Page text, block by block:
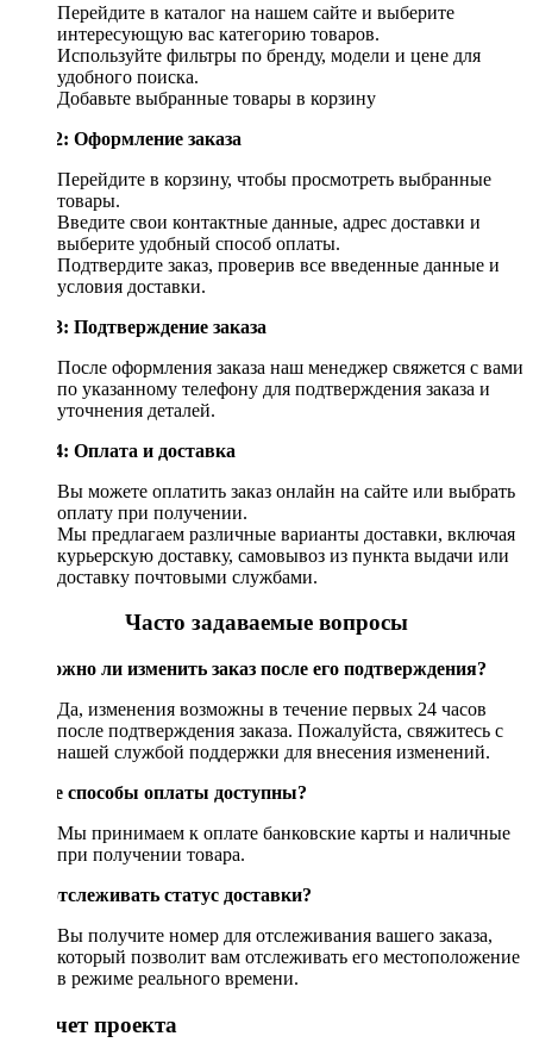
Перейдите в каталог на нашем сайте и выберите
интересующую вас категорию товаров.
Используйте фильтры по бренду, модели и цене для
удобного поиска.
Добавьте выбранные товары в корзину
Шаг 2: Оформление заказа
Перейдите в корзину, чтобы просмотреть выбранные
товары.
Введите свои контактные данные, адрес доставки и
выберите удобный способ оплаты.
Подтвердите заказ, проверив все введенные данные и
условия доставки.
Шаг 3: Подтверждение заказа
После оформления заказа наш менеджер свяжется с вами
по указанному телефону для подтверждения заказа и
уточнения деталей.
Шаг 4: Оплата и доставка
Вы можете оплатить заказ онлайн на сайте или выбрать
оплату при получении.
Мы предлагаем различные варианты доставки, включая
курьерскую доставку, самовывоз из пункта выдачи или
доставку почтовыми службами.
Часто задаваемые вопросы
Возможно ли изменить заказ после его подтверждения?
Да, изменения возможны в течение первых 24 часов
после подтверждения заказа. Пожалуйста, свяжитесь с
нашей службой поддержки для внесения изменений.
Какие способы оплаты доступны?
Мы принимаем к оплате банковские карты и наличные
при получении товара.
Как отслеживать статус доставки?
Вы получите номер для отслеживания вашего заказа,
который позволит вам отслеживать его местоположение
в режиме реального времени.
Рассчет проекта